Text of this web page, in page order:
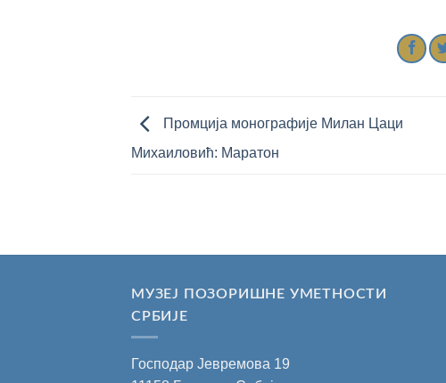
Промција монографије Милан Цаци
Михаиловић: Маратон
МУЗЕЈ ПОЗОРИШНЕ УМЕТНОСТИ
СРБИЈЕ
Господар Јевремова 19